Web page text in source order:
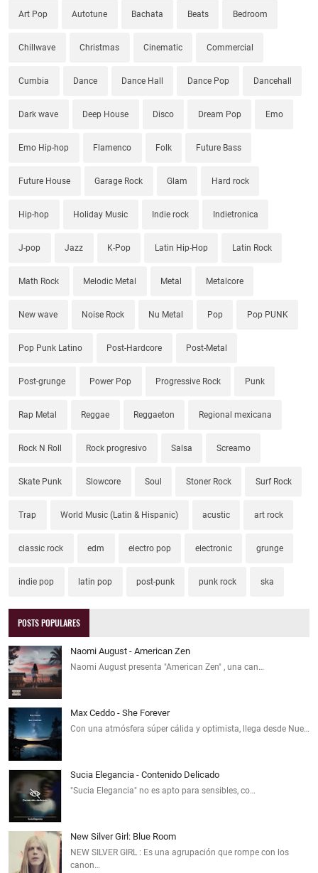
Art Pop Autotune Bachata Beats Bedroom
Chillwave Christmas Cinematic Commercial
Cumbia Dance Dance Hall Dance Pop Dancehall
Dark wave Deep House Disco Dream Pop Emo
Emo Hip-hop Flamenco Folk Future Bass
Future House Garage Rock Glam Hard rock
Hip-hop Holiday Music Indie rock Indietronica
J-pop Jazz K-Pop Latin Hip-Hop Latin Rock
Math Rock Melodic Metal Metal Metalcore
New wave Noise Rock Nu Metal Pop Pop PUNK
Pop Punk Latino Post-Hardcore Post-Metal
Post-grunge Power Pop Progressive Rock Punk
Rap Metal Reggae Reggaeton Regional mexicana
Rock N Roll Rock progresivo Salsa Screamo
Skate Punk Slowcore Soul Stoner Rock Surf Rock
Trap World Music (Latin & Hispanic) acustic art rock
classic rock edm electro pop electronic grunge
indie pop latin pop post-punk punk rock ska
POSTS POPULARES
Naomi August - American Zen
Naomi August presenta "American Zen" , una can…
Max Ceddo - She Forever
Con una atmósfera súper cálida y optimista, llega desde Nue…
Sucia Elegancia - Contenido Delicado
"Sucia Elegancia" no es apto para sensibles, co…
New Silver Girl: Blue Room
NEW SILVER GIRL : Es una agrupación que rompe con los
canon…